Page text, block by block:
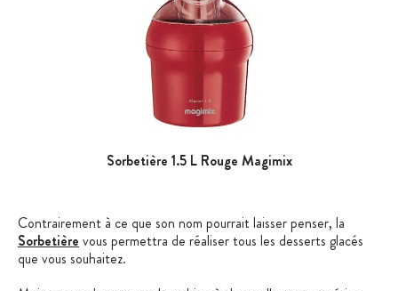
Sorbetière 1.5 L Rouge Magimix
Contrairement à ce que son nom pourrait laisser penser, la
Sorbetière vous permettra de réaliser tous les desserts glacés
que vous souhaitez.